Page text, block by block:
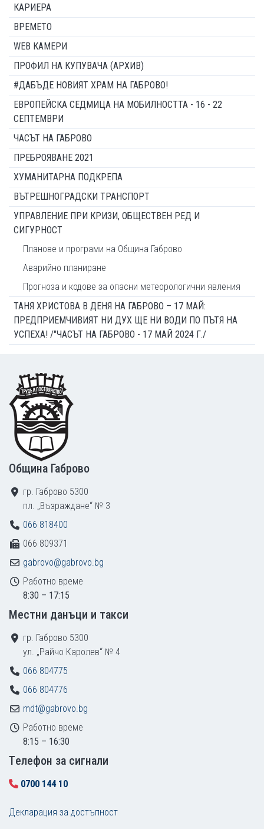
КАРИЕРА
ВРЕМЕТО
WEB КАМЕРИ
ПРОФИЛ НА КУПУВАЧА (АРХИВ)
#ДАБЪДЕ НОВИЯТ ХРАМ НА ГАБРОВО!
ЕВРОПЕЙСКА СЕДМИЦА НА МОБИЛНОСТТА - 16 - 22
СЕПТЕМВРИ
ЧАСЪТ НА ГАБРОВО
ПРЕБРОЯВАНЕ 2021
ХУМАНИТАРНА ПОДКРЕПА
ВЪТРЕШНОГРАДСКИ ТРАНСПОРТ
УПРАВЛЕНИЕ ПРИ КРИЗИ, ОБЩЕСТВЕН РЕД И
СИГУРНОСТ
Планове и програми на Община Габрово
Аварийно планиране
Прогноза и кодове за опасни метеорологични явления
ТАНЯ ХРИСТОВА В ДЕНЯ НА ГАБРОВО – 17 МАЙ:
ПРЕДПРИЕМЧИВИЯТ НИ ДУХ ЩЕ НИ ВОДИ ПО ПЪТЯ НА
УСПЕХА! /"ЧАСЪТ НА ГАБРОВО - 17 МАЙ 2024 Г./
Footer
Община Габрово
гр. Габрово 5300
пл. „Възраждане“ № 3
066 818400
066 809371
gabrovo@gabrovo.bg
Работно време
8:30 – 17:15
Местни данъци и такси
гр. Габрово 5300
ул. „Райчо Каролев“ № 4
066 804775
066 804776
mdt@gabrovo.bg
Работно време
8:15 – 16:30
Tелефон за сигнали
0700 144 10
Декларация за достъпност